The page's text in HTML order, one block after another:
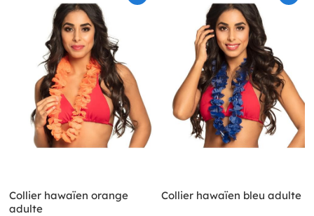
Collier hawaïen orange
adulte
Collier hawaïen bleu adulte